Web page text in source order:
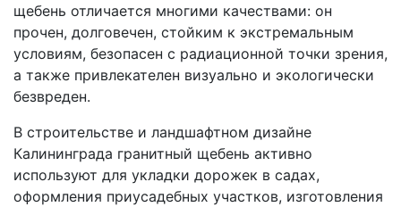
щебень отличается многими качествами: он
прочен, долговечен, стойким к экстремальным
условиям, безопасен с радиационной точки зрения,
а также привлекателен визуально и экологически
безвреден.
В строительстве и ландшафтном дизайне
Калининграда гранитный щебень активно
используют для укладки дорожек в садах,
оформления приусадебных участков, изготовления